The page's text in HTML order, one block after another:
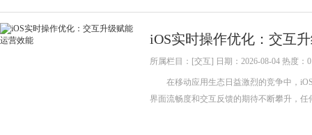
iOS实时操作优化：交互
所属栏目：[交互] 日期：2026-08-04 热度：0
在移动应用生态日益激烈的竞争中，iOS
界面流畅度和交互反馈的期待不断攀升，